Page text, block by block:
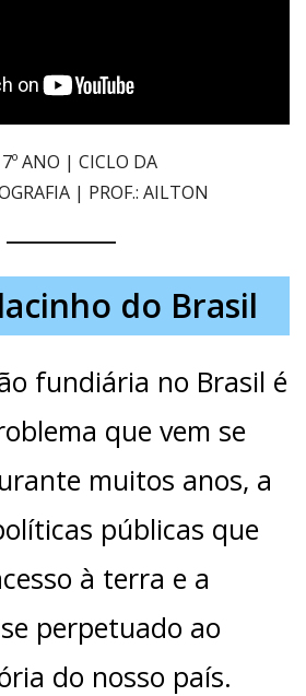
ANO | CICLO DA
| PROF.: AILTON
do Brasil
fundiária no Brasil é
que vem se
muitos anos, a
públicas que
à terra e a
perpetuado ao
do nosso país.